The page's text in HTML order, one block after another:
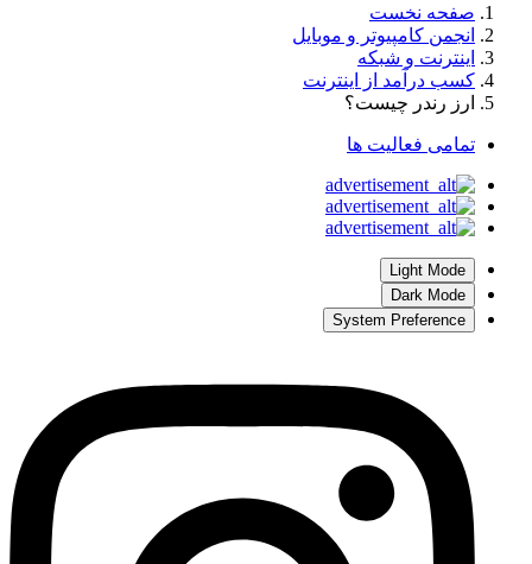
صفحه نخست
انجمن کامپیوتر و موبایل
اینترنت و شبکه
کسب درآمد از اینترنت
ارز رندر چیست؟
تمامی فعالیت ها
Light Mode
Dark Mode
System Preference